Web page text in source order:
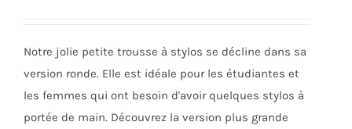
sur
la
page
du
Notre jolie petite trousse à stylos se décline dans sa
version ronde. Elle est idéale pour les étudiantes et
les femmes qui ont besoin d'avoir quelques stylos à
portée de main. Découvrez la version plus grande